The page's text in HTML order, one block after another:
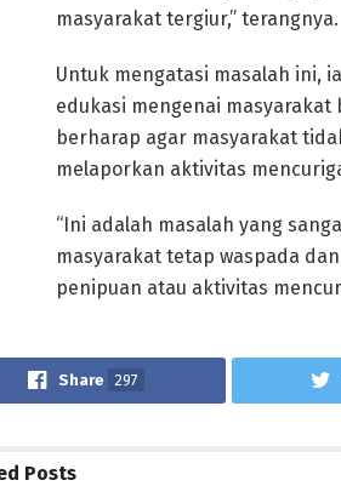
masyarakat tergiur,” terangnya.
Untuk mengatasi masalah ini,
edukasi mengenai
berharap agar masyarakat
melaporkan aktivitas
“Ini adalah masalah yang
masyarakat tetap waspada
penipuan atau aktivitas
Share 297
Posts